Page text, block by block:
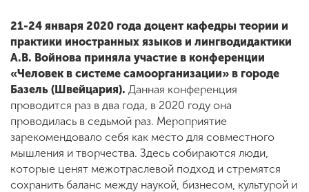
21-24 января 2020 года доцент кафедры теории и
практики иностранных языков и лингводидактики
А.В. Войнова приняла участие в конференции
«Человек в системе самоорганизации» в городе
Базель (Швейцария). Данная конференция
проводится раз в два года, в 2020 году она
проводилась в седьмой раз. Мероприятие
зарекомендовало себя как место для совместного
мышления и творчества. Здесь собираются люди,
которые ценят межотраслевой подход и стремятся
сохранить баланс между наукой, бизнесом, культурой и